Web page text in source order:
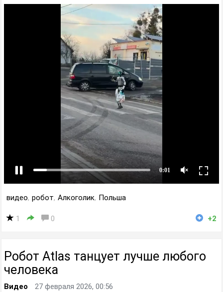
видео, робот, Алкоголик, Польша
1 0 +2
Робот Atlas танцует лучше любого
человека
Видео 27 февраля 2026, 00:56